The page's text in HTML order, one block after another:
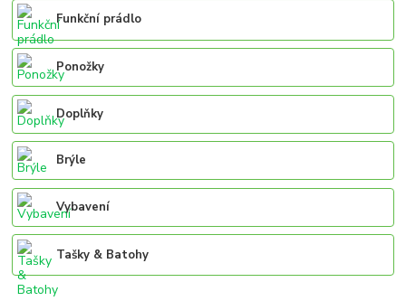
Funkční prádlo
Ponožky
Doplňky
Brýle
Vybavení
Tašky & Batohy